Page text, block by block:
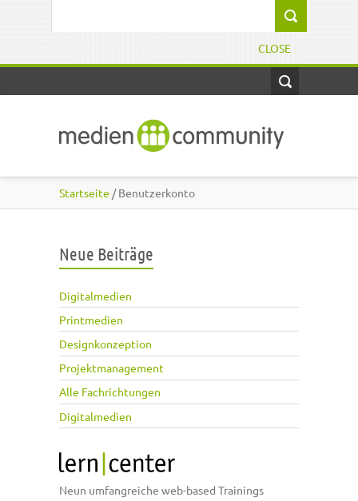
CLOSE
Startseite / Benutzerkonto
Neue Beiträge
Digitalmedien
Printmedien
Designkonzeption
Projektmanagement
Alle Fachrichtungen
Digitalmedien
Neun umfangreiche web-based Trainings